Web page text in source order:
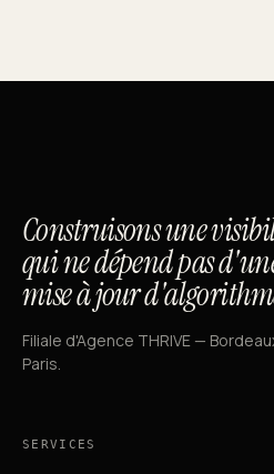
Construisons une
qui ne dépend pas
mise à jour
Filiale d'Agence THRIVE —
Paris.
SERVICES